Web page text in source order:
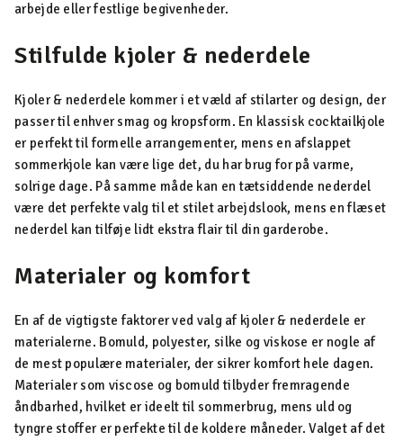
arbejde eller festlige begivenheder.
Stilfulde kjoler & nederdele
Kjoler & nederdele kommer i et væld af stilarter og design, der
passer til enhver smag og kropsform. En klassisk cocktailkjole
er perfekt til formelle arrangementer, mens en afslappet
sommerkjole kan være lige det, du har brug for på varme,
solrige dage. På samme måde kan en tætsiddende nederdel
være det perfekte valg til et stilet arbejdslook, mens en flæset
nederdel kan tilføje lidt ekstra flair til din garderobe.
Materialer og komfort
En af de vigtigste faktorer ved valg af kjoler & nederdele er
materialerne. Bomuld, polyester, silke og viskose er nogle af
de mest populære materialer, der sikrer komfort hele dagen.
Materialer som viscose og bomuld tilbyder fremragende
åndbarhed, hvilket er ideelt til sommerbrug, mens uld og
tyngre stoffer er perfekte til de koldere måneder. Valget af det